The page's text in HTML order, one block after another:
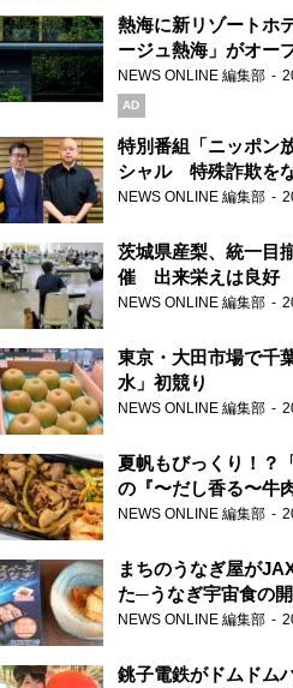
熱海に新リゾートホ
ージュ熱海」がオー
NEWS ONLINE 編集部
AD
特別番組「ニッポン
シャル 特殊詐欺を
害者・加害者・警視
NEWS ONLINE 編集部
茨城県産梨、統一目
催 出来栄えは良好
NEWS ONLINE 編集部
東京・大田市場で千
水」初競り
NEWS ONLINE 編集部
夏帆もびっくり！？
の『〜だし香る〜牛
が香り高すぎる
NEWS ONLINE 編集部
まちのうなぎ屋が
た─うなぎ宇宙食の
NEWS ONLINE 編集部
銚子電鉄がドムドム